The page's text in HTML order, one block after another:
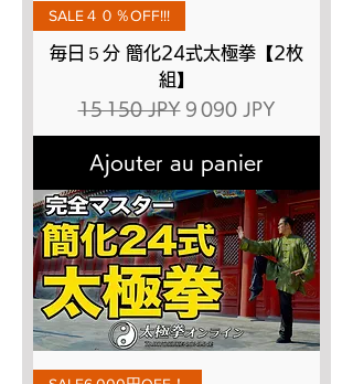
SALE４０％OFF!!!
毎日５分 簡化24式太極拳【2枚
組】
Prix original
15 150 JPY Prix promotionnel
9 090 JPY
Ajouter au panier